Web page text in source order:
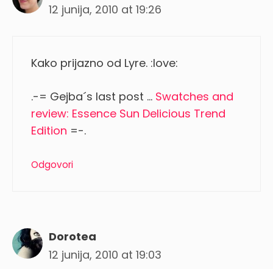
12 junija, 2010 at 19:26
Kako prijazno od Lyre. :love:
.-= Gejba´s last post … Swatches and
review: Essence Sun Delicious Trend
Edition =-.
Odgovori
Dorotea
12 junija, 2010 at 19:03